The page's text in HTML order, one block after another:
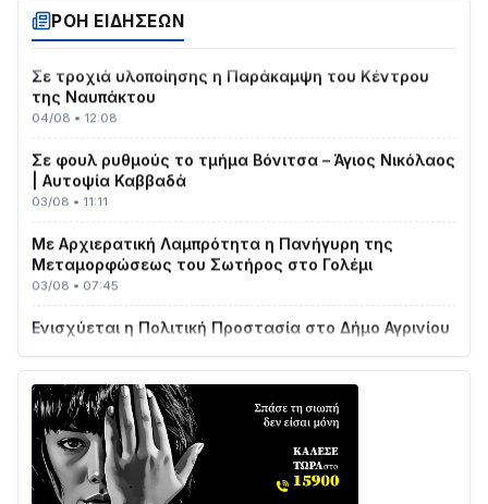
ΡΟΗ ΕΙΔΗΣΕΩΝ
04/08 • 19:47
Σε τροχιά υλοποίησης η Παράκαμψη του Κέντρου
της Ναυπάκτου
04/08 • 12:08
| Αυτοψία Καββαδά
03/08 • 11:11
Μεταμορφώσεως του Σωτήρος στο Γολέμι
03/08 • 07:45
με δύο νέα υδροφόρα οχήματα
Διαβάστε την «Ναυπακτία» που κυκλοφορεί
31/07 • 08:16
Δωρίδα για Όλους: «Καμία εκχώρηση των νερών
στην ΕΥΔΑΠ»
28/07 • 21:46